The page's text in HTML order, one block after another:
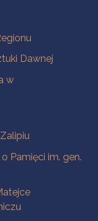
Dawnej
w
Pamięci im. gen.